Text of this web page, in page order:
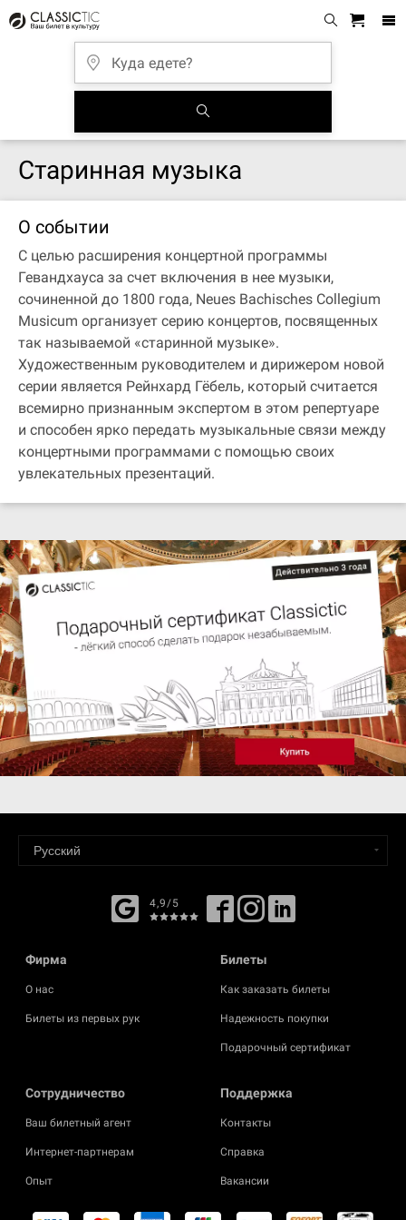
Старинная музыка
О событии
С целью расширения концертной программы
Гевандхауса за счет включения в нее музыки,
сочиненной до 1800 года, Neues Bachisches Collegium
Musicum организует серию концертов, посвященных
так называемой «старинной музыке».
Художественным руководителем и дирижером новой
серии является Рейнхард Гёбель, который считается
всемирно признанным экспертом в этом репертуаре
и способен ярко передать музыкальные связи между
концертными программами с помощью своих
увлекательных презентаций.
4,9/5
Фирма
О нас
Билеты из первых рук
Билеты
Как заказать билеты
Надежность покупки
Подарочный сертификат
Cотрудничество
Ваш билетный агент
Интернет-партнерам
Опыт
Поддержка
Контакты
Справка
Вакансии